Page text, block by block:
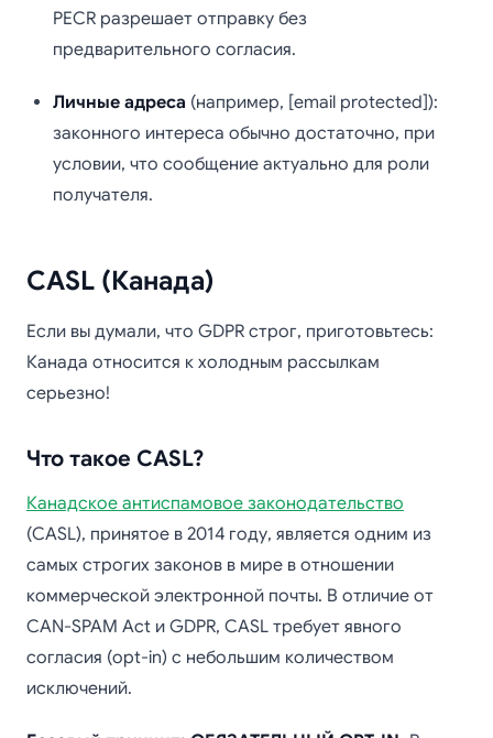
PECR разрешает отправку без
предварительного согласия.
Личные адреса (например, [email protected]):
законного интереса обычно достаточно, при
условии, что сообщение актуально для роли
получателя.
CASL (Канада)
Если вы думали, что GDPR строг, приготовьтесь:
Канада относится к холодным рассылкам
серьезно!
Что такое CASL?
Канадское антиспамовое законодательство
(CASL), принятое в 2014 году, является одним из
самых строгих законов в мире в отношении
коммерческой электронной почты. В отличие от
CAN-SPAM Act и GDPR, CASL требует явного
согласия (opt-in) с небольшим количеством
исключений.